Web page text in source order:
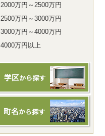
2000万円～2500万円
2500万円～3000万円
3000万円～4000万円
4000万円以上